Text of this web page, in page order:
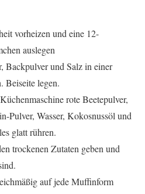
vorheizen und eine 12-
auslegen
Backpulver und Salz in einer
Beiseite legen.
rote Beetepulver,
Pulver, Wasser, Kokosnussöl und
glatt rühren.
trockenen Zutaten geben und
auf jede Muffinform